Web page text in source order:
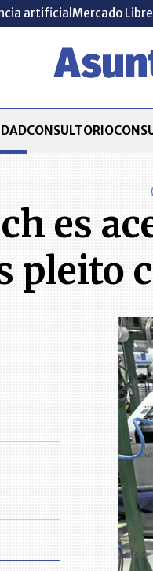
artificial Mercado Libre
CONSULTORIO
es
pleito